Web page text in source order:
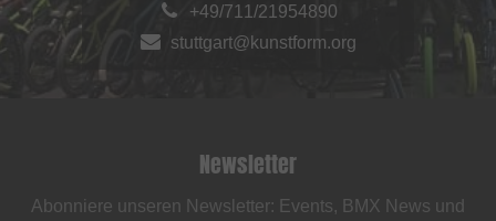
+49/711/21954890
stuttgart@kunstform.org
Newsletter
Abonniere unseren Newsletter: Events, BMX News und